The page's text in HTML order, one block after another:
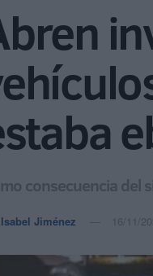
consecuencia del
Isabel Jiménez 16/11/